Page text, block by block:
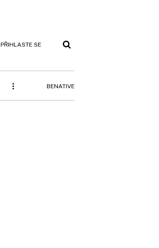
PŘIHLASTE SE
BENATIVE